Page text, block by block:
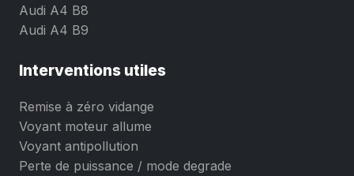
Audi A4 B8
Audi A4 B9
Interventions utiles
Remise à zéro vidange
Voyant moteur allume
Voyant antipollution
Perte de puissance / mode degrade